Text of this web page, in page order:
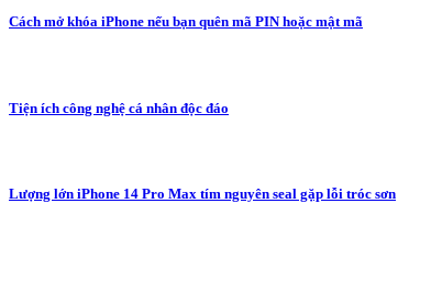
Cách mở khóa iPhone nếu bạn quên mã PIN hoặc mật mã
Tiện ích công nghệ cá nhân độc đáo
Lượng lớn iPhone 14 Pro Max tím nguyên seal gặp lỗi tróc sơn